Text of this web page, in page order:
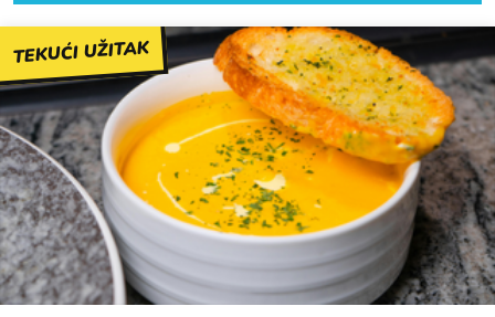
TEKUĆI UŽITAK